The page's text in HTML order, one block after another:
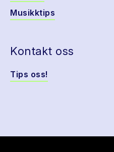
Musikktips
Kontakt oss
Tips oss!